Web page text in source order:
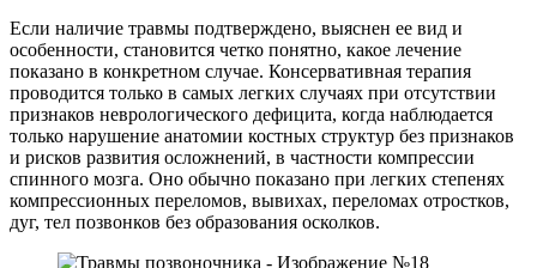
Если наличие травмы подтверждено, выяснен ее вид и
особенности, становится четко понятно, какое лечение
показано в конкретном случае. Консервативная терапия
проводится только в самых легких случаях при отсутствии
признаков неврологического дефицита, когда наблюдается
только нарушение анатомии костных структур без признаков
и рисков развития осложнений, в частности компрессии
спинного мозга. Оно обычно показано при легких степенях
компрессионных переломов, вывихах, переломах отростков,
дуг, тел позвонков без образования осколков.